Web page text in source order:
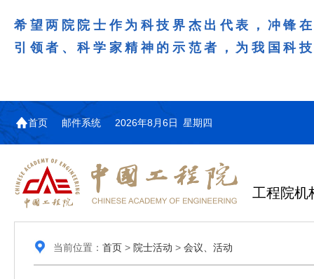
希望两院院士作为科技界杰出代表，冲锋
引领者、科学家精神的示范者，为我国科
首页 邮件系统 2026年8月6日 星期四
工程院机
当前位置： 首页> 院士活动 > 会议、活动